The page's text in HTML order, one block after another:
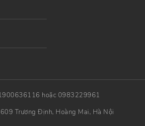
hoặc 0983229961
Trương Định, Hoàng Mai, Hà Nội